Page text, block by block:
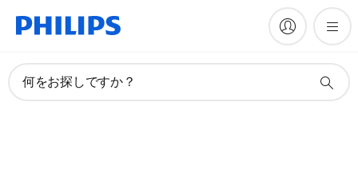
何をお探しですか？